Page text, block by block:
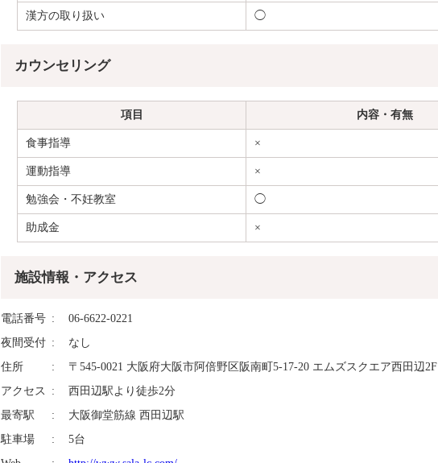
漢方の取り扱い ◯
カウンセリング
項目 内容・有無
食事指導 ×
運動指導 ×
勉強会・不妊教室 ◯
助成金 ×
施設情報・アクセス
電話番号
06-6622-0221
夜間受付
なし
住所
〒545-0021 大阪府大阪市阿倍野区阪南町5-17-20 エムズスクエア西田辺2F
アクセス
西田辺駅より徒歩2分
最寄駅
大阪御堂筋線 西田辺駅
駐車場
5台